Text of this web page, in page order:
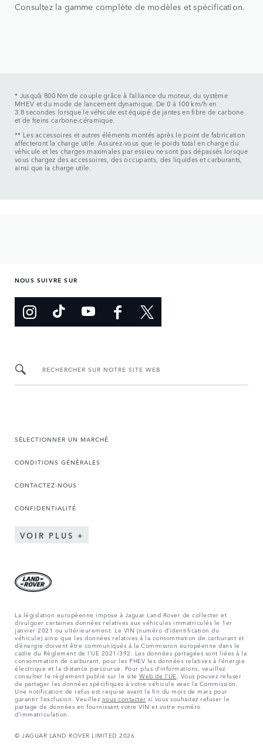
Consultez la gamme complète de modèles et spécification.
* Jusqu’à 800 Nm de couple grâce à l’alliance du moteur, du système
MHEV et du mode de lancement dynamique. De 0 à 100 km/h en
3.8 secondes lorsque le véhicule est équipé de jantes en fibre de carbone
et de freins carbone-céramique.
** Les accessoires et autres éléments montés après le point de fabrication
affecteront la charge utile. Assurez-vous que le poids total en charge du
véhicule et les charges maximales par essieu ne sont pas dépassés lorsque
vous chargez des accessoires, des occupants, des liquides et carburants,
ainsi que la charge utile.
NOUS SUIVRE SUR
RECHERCHER SUR NOTRE SITE WEB
SÉLECTIONNER UN MARCHÉ
CONDITIONS GÉNÉRALES
CONTACTEZ-NOUS
CONFIDENTIALITÉ
VOIR PLUS
La législation européenne impose à Jaguar Land Rover de collecter et
divulguer certaines données relatives aux véhicules immatriculés le 1er
janvier 2021 ou ultérieurement. Le VIN (numéro d’identification du
véhicule) ainsi que les données relatives à la consommation de carburant et
d’énergie doivent être communiqués à la Commission européenne dans le
cadre du Règlement de l’UE 2021/392. Les données partagées sont liées à la
consommation de carburant, pour les PHEV les données relatives à l’énergie
électrique et la distance parcourue. Pour plus d’informations, veuillez
consulter le règlement publié sur le site Web de l’UE . Vous pouvez refuser
de partager les données spécifiques à votre véhicule avec la Commission.
Une notification de refus est requise avant la fin du mois de mars pour
garantir l’exclusion. Veuillez nous contacter si vous souhaitez refuser le
partage de données en fournissant votre VIN et votre numéro
d’immatriculation.
© JAGUAR LAND ROVER LIMITED 2026